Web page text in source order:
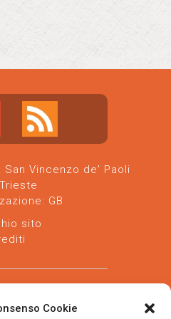
Cookie
Vincenzo de' Paoli
GB
sito